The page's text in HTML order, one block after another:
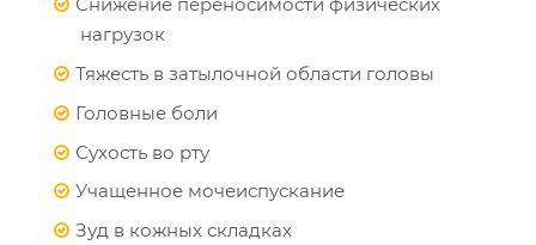
нагрузок
Тяжесть в затылочной области головы
Головные боли
Сухость во рту
Учащенное мочеиспускание
Зуд в кожных складках